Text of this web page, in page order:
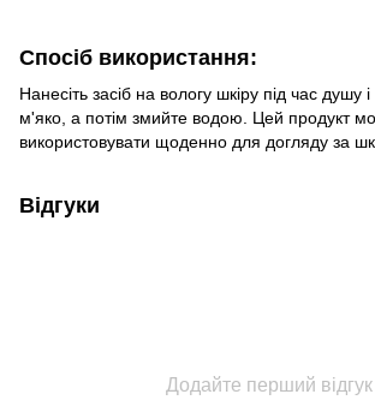
Спосіб використання:
Нанесіть засіб на вологу шкіру під час душу
м'яко, а потім змийте водою. Цей продукт
використовувати щоденно для догляду за
Відгуки
Додайте перший відгук